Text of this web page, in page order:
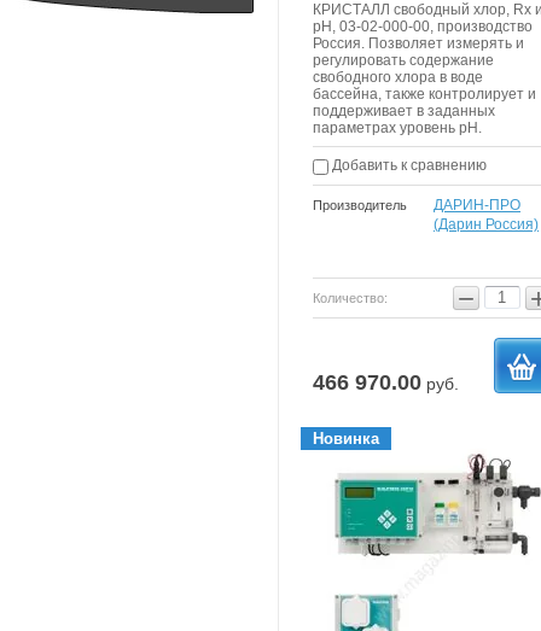
КРИСТАЛЛ свободный хлор, Rx
рН, 03-02-000-00, производство
Россия. Позволяет измерять и
регулировать содержание
свободного хлора в воде
бассейна, также контролирует и
поддерживает в заданных
параметрах уровень рН.
Добавить к сравнению
Производитель
ДАРИН-ПРО
(Дарин Россия)
Количество: −
466 970.00 руб.
Новинка